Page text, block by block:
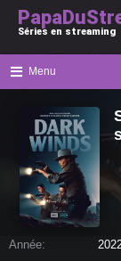
Séries en streaming
Menu
Année: